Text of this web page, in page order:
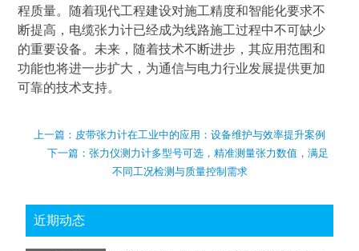
程质量。随着现代工程建设对施工精度和智能化要求不
断提高，电缆张力计已经成为线路施工过程中不可缺少
的重要设备。未来，随着技术不断进步，其应用范围和
功能也将进一步扩大，为通信与电力行业发展提供更加
可靠的技术支持。
上一篇： 皮带张力计在工业中的应用：设备维护与效率提升案例
下一篇： 张力仪测力计多型号可选，精准测量张力数值，满足
不同工况检测与质量控制需求
近期动态